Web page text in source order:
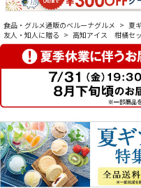
食品・グルメ通販のベルーナグルメ > 夏
友人・知人に贈る > 高知アイス 柑橘セ